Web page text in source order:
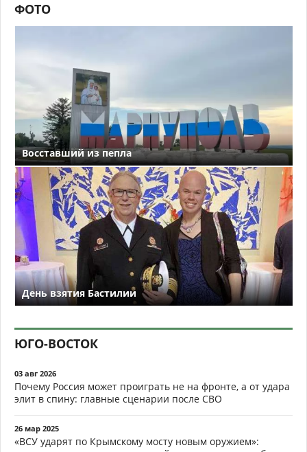
ФОТО
Восставший из пепла
День взятия Бастилии
ЮГО-ВОСТОК
03 авг 2026
Почему Россия может проиграть не на фронте, а от удара
элит в спину: главные сценарии после СВО
26 мар 2025
«ВСУ ударят по Крымскому мосту новым оружием»: